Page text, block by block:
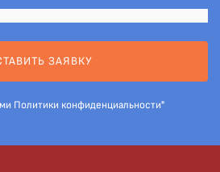
ЗАЯВКУ
Политики конфиденциальности"